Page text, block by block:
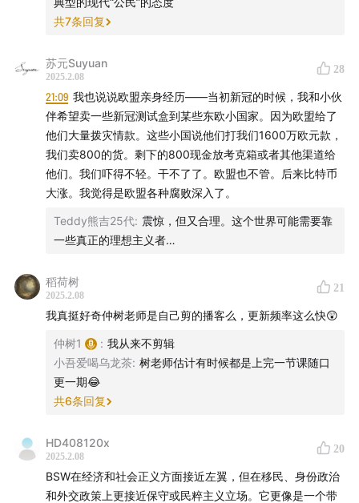
前奏：巴赫意大利协奏曲Bach Italian Concerto（日安弹
封面插画：Karasubonn
共7条回复
苏元Suyuan
2025.2.08
28
21:09 我也说说欧盟亲身经历——当初新冠的时候，我和小伙
伴希望卖一些新冠测试盒到某些东欧小国家。因为欧盟给了
他们大量拨灾情款。这些小国说他们打我们1600万欧元款，
我们卖800的货。剩下的800现金放考克箱或者其他渠道给
他们。我们吓得不轻。干不了了。欧盟也不管。后来比特币
大涨。我觉得是欧盟各种腐败深入了。
Teddy熊吉25代: 震惊，但又合理。这个世界可能需要靠
一些真正的理想主义者…
稻荷树
2025.2.08
21
我真挺好奇仲树老师是自己剪的播客么，更新频率这么快😲
仲树1 : 我从来不剪辑
小吾爱喝乌龙茶: 树老师估计有时候都是上完一节课随口
更一期😂
共6条回复
HD408120x
2025.2.08
20
BSW在经济和社会正义方面接近左翼，但在移民、身份政治
和外交政策上更接近保守或民粹主义立场。它更像是一个带